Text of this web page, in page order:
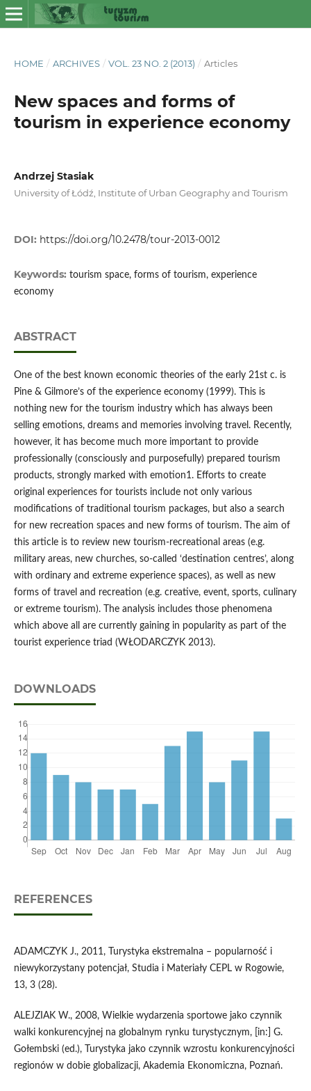
HOME / ARCHIVES / VOL. 23 NO. 2 (2013) / Articles
New spaces and forms of
tourism in experience economy
Andrzej Stasiak
University of Łódź, Institute of Urban Geography and Tourism
DOI: https://doi.org/10.2478/tour-2013-0012
Keywords: tourism space, forms of tourism, experience
economy
ABSTRACT
One of the best known economic theories of the early 21st c. is
Pine & Gilmore’s of the experience economy (1999). This is
nothing new for the tourism industry which has always been
selling emotions, dreams and memories involving travel. Recently,
however, it has become much more important to provide
professionally (consciously and purposefully) prepared tourism
products, strongly marked with emotion1. Efforts to create
original experiences for tourists include not only various
modifications of traditional tourism packages, but also a search
for new recreation spaces and new forms of tourism. The aim of
this article is to review new tourism-recreational areas (e.g.
military areas, new churches, so-called ‘destination centres’, along
with ordinary and extreme experience spaces), as well as new
forms of travel and recreation (e.g. creative, event, sports, culinary
or extreme tourism). The analysis includes those phenomena
which above all are currently gaining in popularity as part of the
tourist experience triad (WŁODARCZYK 2013).
DOWNLOADS
REFERENCES
ADAMCZYK J., 2011, Turystyka ekstremalna – popularność i
niewykorzystany potencjał, Studia i Materiały CEPL w Rogowie,
13, 3 (28).
ALEJZIAK W., 2008, Wielkie wydarzenia sportowe jako czynnik
walki konkurencyjnej na globalnym rynku turystycznym, [in:] G.
Gołembski (ed.), Turystyka jako czynnik wzrostu konkurencyjności
regionów w dobie globalizacji, Akademia Ekonomiczna, Poznań.